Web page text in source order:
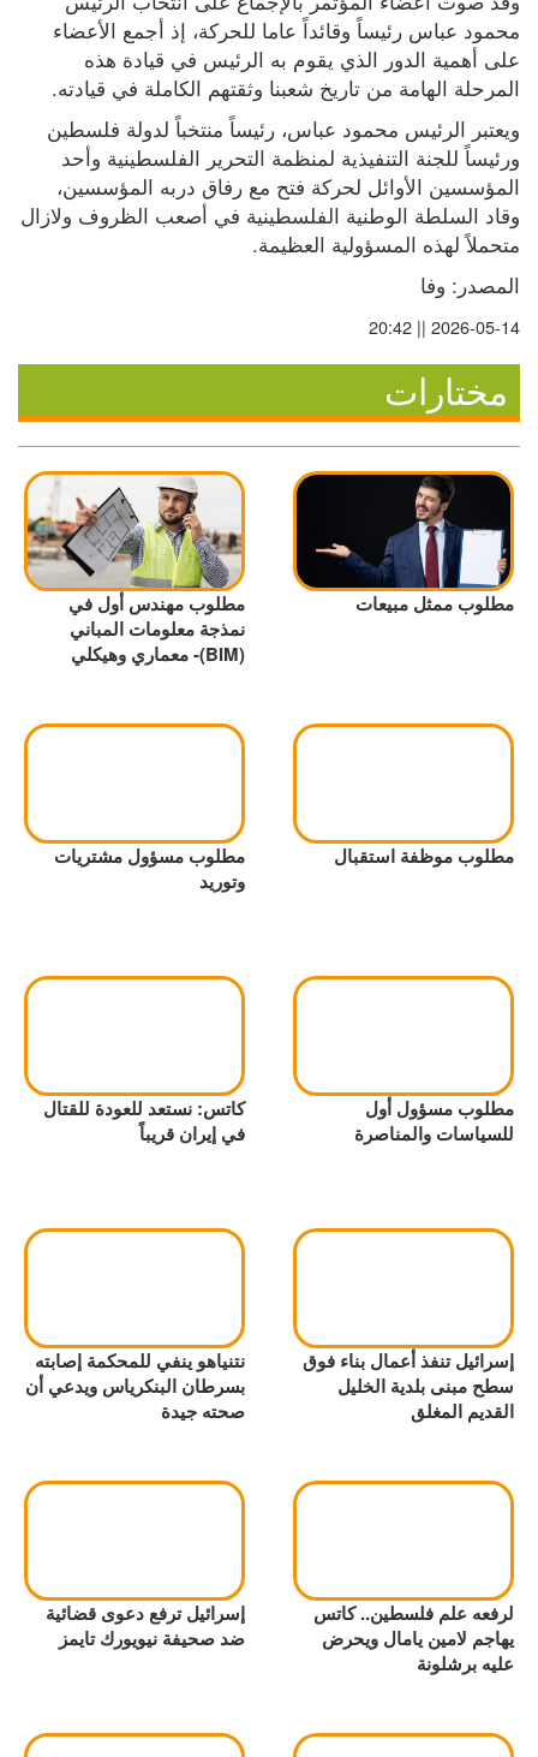
المرحلة الهامة من تاريخ شعبنا وثقتهم الكاملة في قيادته.
متحملاً لهذه المسؤولية العظيمة.
المصدر: وفا
2026-05-14 || 20:42
مختارات
مطلوب ممثل مبيعات
مطلوب مهندس أول في
نمذجة معلومات المباني
(BIM)- معماري وهيكلي
مطلوب موظفة استقبال
مطلوب مسؤول مشتريات
وتوريد
مطلوب مسؤول أول
للسياسات والمناصرة
كاتس: نستعد للعودة للقتال
في إيران قريباً
إسرائيل تنفذ أعمال بناء فوق
سطح مبنى بلدية الخليل
القديم المغلق
نتنياهو ينفي للمحكمة إصابته
بسرطان البنكرياس ويدعي أن
صحته جيدة
لرفعه علم فلسطين.. كاتس
يهاجم لامين يامال ويحرض
عليه برشلونة
إسرائيل ترفع دعوى قضائية
ضد صحيفة نيويورك تايمز